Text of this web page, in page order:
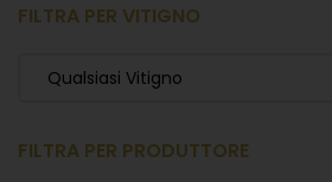
FILTRA PER VITIGNO
Qualsiasi Vitigno
FILTRA PER PRODUTTORE